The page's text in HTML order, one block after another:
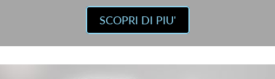
SCOPRI DI PIU'